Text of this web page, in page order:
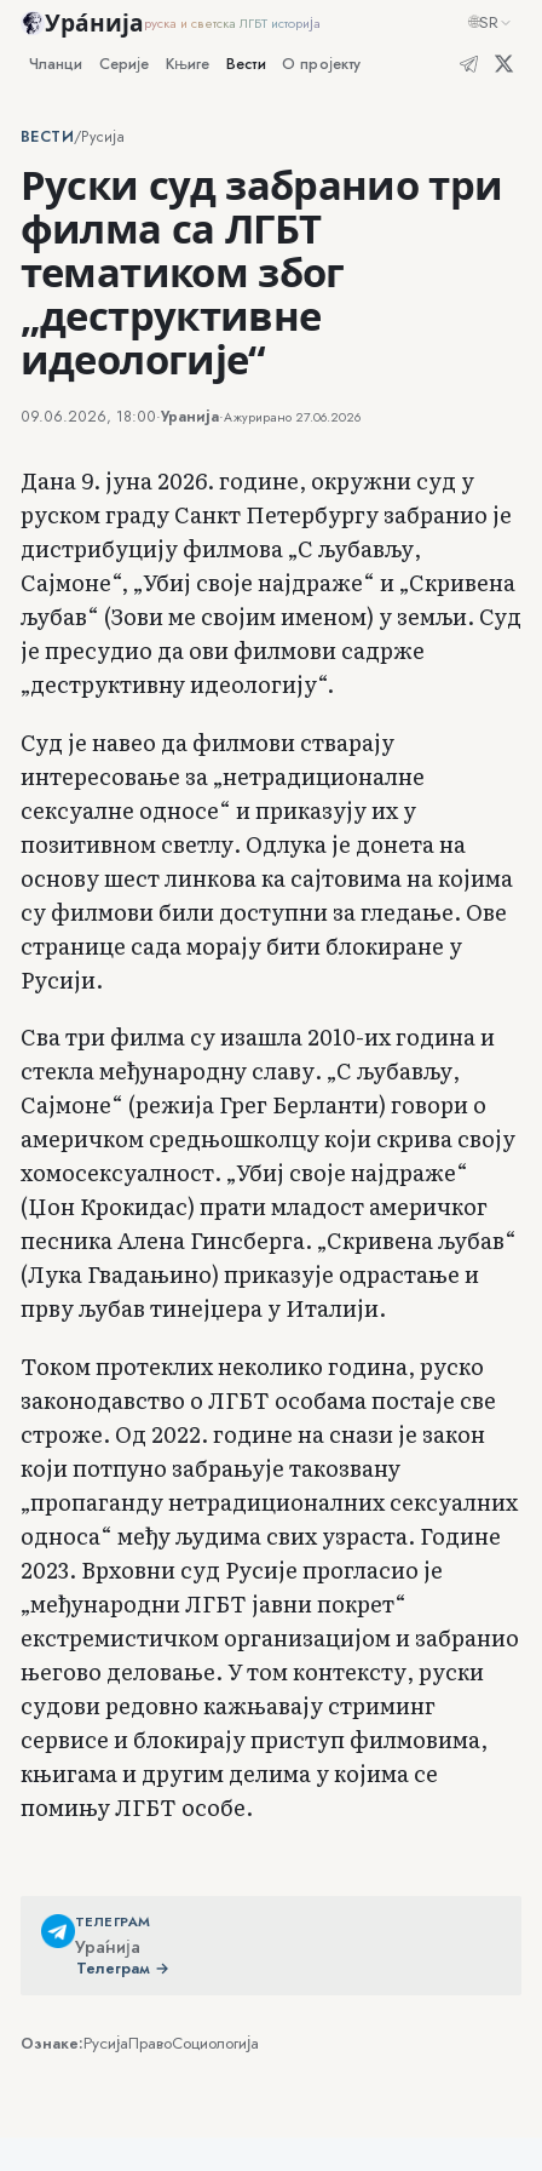
Ура́нијаруска и светска ЛГБТ историја 🌐SR
Чланци Серије Књиге Вести О пројекту
ВЕСТИ/Русија
Руски суд забранио три
филма са ЛГБТ
тематиком због
„деструктивне
идеологије“
09.06.2026, 18:00·Уранија·Ажурирано 27.06.2026
Дана 9. јуна 2026. године, окружни суд у
руском граду Санкт Петербургу забранио је
дистрибуцију филмова „С љубављу,
Сајмоне“, „Убиј своје најдраже“ и „Скривена
љубав“ (Зови ме својим именом) у земљи. Суд
је пресудио да ови филмови садрже
„деструктивну идеологију“.
Суд је навео да филмови стварају
интересовање за „нетрадиционалне
сексуалне односе“ и приказују их у
позитивном светлу. Одлука је донета на
основу шест линкова ка сајтовима на којима
су филмови били доступни за гледање. Ове
странице сада морају бити блокиране у
Русији.
Сва три филма су изашла 2010-их година и
стекла међународну славу. „С љубављу,
Сајмоне“ (режија Грег Берланти) говори о
америчком средњошколцу који скрива своју
хомосексуалност. „Убиј своје најдраже“
(Џон Крокидас) прати младост америчког
песника Алена Гинсберга. „Скривена љубав“
(Лука Гвадањино) приказује одрастање и
прву љубав тинејџера у Италији.
Током протеклих неколико година, руско
законодавство о ЛГБТ особама постаје све
строже. Од 2022. године на снази је закон
који потпуно забрањује такозвану
„пропаганду нетрадиционалних сексуалних
односа“ међу људима свих узраста. Године
2023. Врховни суд Русије прогласио је
„међународни ЛГБТ јавни покрет“
екстремистичком организацијом и забранио
његово деловање. У том контексту, руски
судови редовно кажњавају стриминг
сервисе и блокирају приступ филмовима,
књигама и другим делима у којима се
помињу ЛГБТ особе.
ТЕЛЕГРАМ
Ура́нија
Телеграм →
Ознаке:РусијаПравоСоциологија